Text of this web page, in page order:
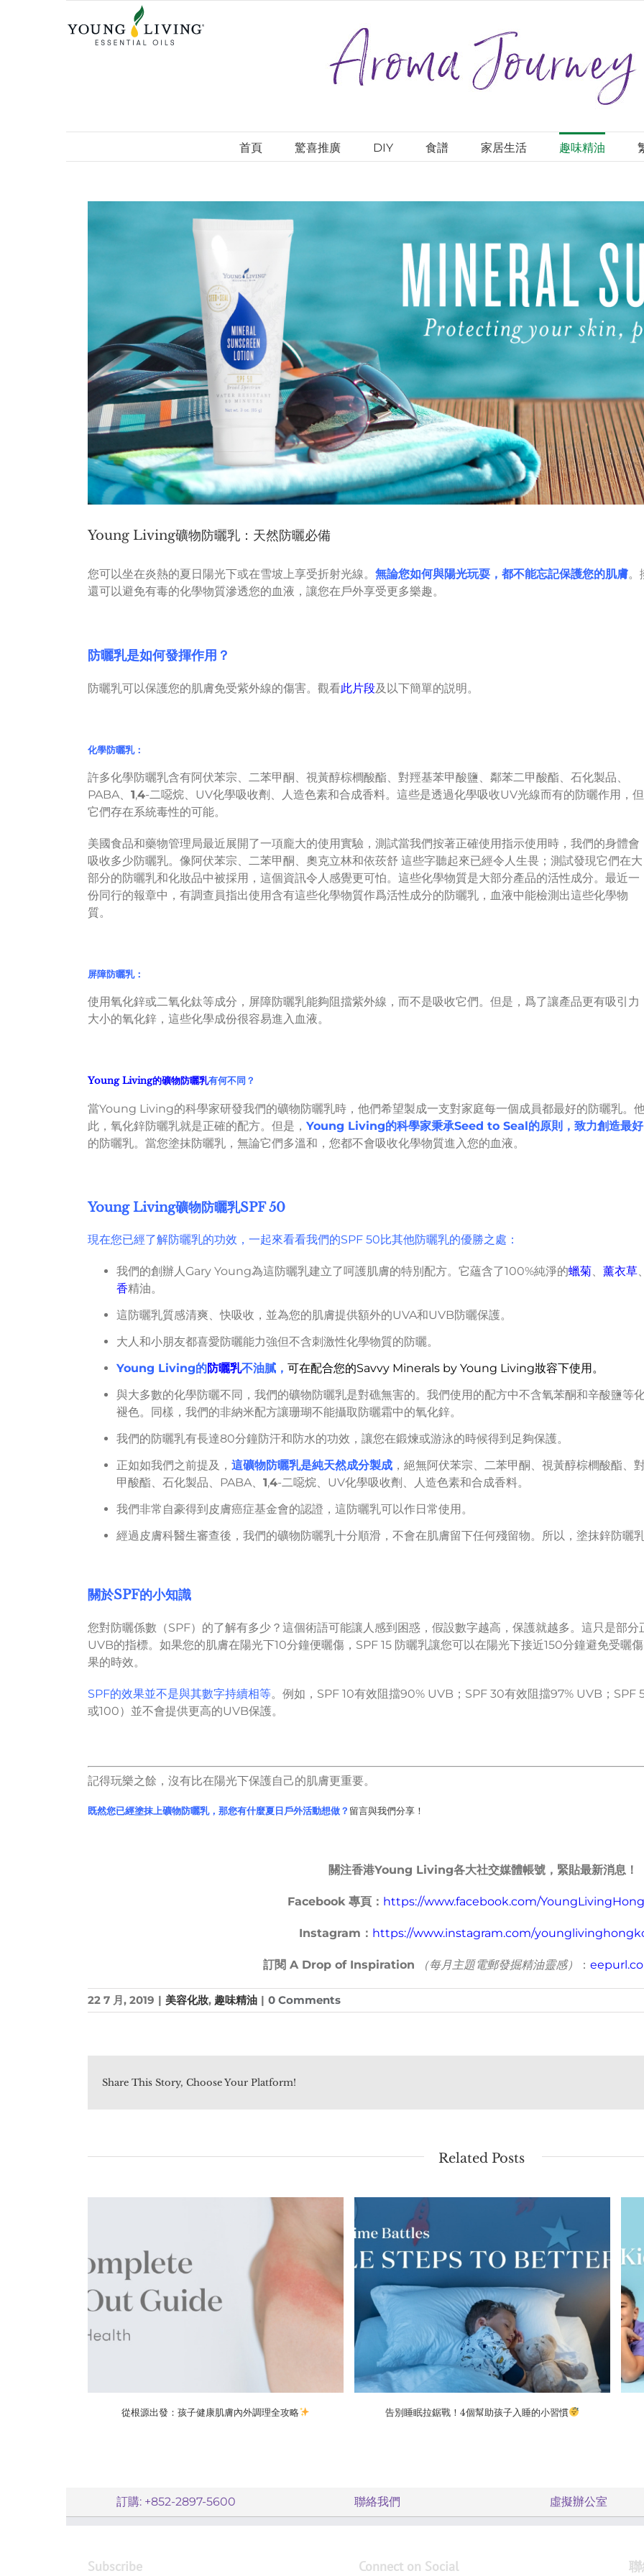
首頁 驚喜推廣 DIY 食譜 家居生活 趣味精油
Young Living礦物防曬乳：天然防曬必備
您可以坐在炎熱的夏日陽光下或在雪坡上享受折射光線。 無論您如何與陽光玩耍，都不能忘記保護您的肌膚。
還可以避免有毒的化學物質滲透您的血液，讓您在戶外享受更多樂趣。
防曬乳是如何發揮作用？
防曬乳可以保護您的肌膚免受紫外線的傷害。觀看此片段及以下簡單的説明。
化學防曬乳：
許多化學防曬乳含有阿伏苯宗、二苯甲酮、視黃醇棕櫚酸酯、對羥基苯甲酸鹽、鄰苯二甲酸酯、石化製品、
PABA、 1,4-二噁烷、UV化學吸收劑、人造色素和合成香料。這些是透過化學吸收UV光線而有的防曬作用，但
它們存在系統毒性的可能。
美國食品和藥物管理局最近展開了一項龐大的使用實驗，測試當我們按著正確使用指示使用時，我們的身體會
吸收多少防曬乳。像阿伏苯宗、二苯甲酮、奧克立林和依莰舒 這些字聽起來已經令人生畏；測試發現它們在大
部分的防曬乳和化妝品中被採用，這個資訊令人感覺更可怕。這些化學物質是大部分產品的活性成分。最近一
份同行的報章中，有調查員指出使用含有這些化學物質作爲活性成分的防曬乳，血液中能檢測出這些化學物
質。
屏障防曬乳：
使用氧化鋅或二氧化鈦等成分，屏障防曬乳能夠阻擋紫外線，而不是吸收它們。但是，爲了讓產品更有吸引
大小的氧化鋅，這些化學成份很容易進入血液。
Young Living的礦物防曬乳有何不同？
當Young Living的科學家研發我們的礦物防曬乳時，他們希望製成一支對家庭每一個成員都最好的防曬乳。
此，氧化鋅防曬乳就是正確的配方。但是， Young Living的科學家秉承Seed to Seal的原則，致力創造最
的防曬乳。當您塗抹防曬乳，無論它們多溫和，您都不會吸收化學物質進入您的血液。
Young Living礦物防曬乳SPF 50
現在您已經了解防曬乳的功效，一起來看看我們的SPF 50比其他防曬乳的優勝之處：
我們的創辦人Gary Young為這防曬乳建立了呵護肌膚的特別配方。它蘊含了100%純淨的蠟菊、 薰衣草
香精油。
這防曬乳質感清爽、快吸收，並為您的肌膚提供額外的UVA和UVB防曬保護。
大人和小朋友都喜愛防曬能力強但不含刺激性化學物質的防曬。
Young Living的防曬乳不油膩， 可在配合您的Savvy Minerals by Young Living妝容下使用 。
與大多數的化學防曬不同，我們的礦物防曬乳是對礁無害的。我們使用的配方中不含氧苯酮和辛酸鹽等
褪色。同樣，我們的非納米配方讓珊瑚不能攝取防曬霜中的氧化鋅。
我們的防曬乳有長達80分鐘防汗和防水的功效，讓您在鍛煉或游泳的時候得到足夠保護。
正如如我們之前提及， 這礦物防曬乳是純天然成分製成 ，絕無阿伏苯宗、二苯甲酮、視黃醇棕櫚酸酯、
甲酸酯、石化製品、PABA、 1,4-二噁烷、UV化學吸收劑、人造色素和合成香料。
我們非常自豪得到皮膚癌症基金會的認證，這防曬乳可以作日常使用。
經過皮膚科醫生審查後，我們的礦物防曬乳十分順滑，不會在肌膚留下任何殘留物。所以，塗抹鋅防曬
關於SPF的小知識
您對防曬係數（SPF）的了解有多少？這個術語可能讓人感到困惑，假設數字越高，保護就越多。這只是部
UVB的指標。如果您的肌膚在陽光下10分鐘便曬傷，SPF 15 防曬乳讓您可以在陽光下接近150分鐘避免受曬
果的時效。
SPF的效果並不是與其數字持續相等。例如，SPF 10有效阻擋90% UVB；SPF 30有效阻擋97% UVB；
或100）並不會提供更高的UVB保護。
記得玩樂之餘，沒有比在陽光下保護自己的肌膚更重要。
既然您已經塗抹上礦物防曬乳，那您有什麼夏日戶外活動想做？ 留言與我們分享！
關注香港Young Living各大社交媒體帳號，緊貼最新消息！
Facebook 專頁： https://www.facebook.com/
Instagram ： https://www.instagram.com/
訂閱 A Drop of Inspiration （每月主題電郵發掘精油靈感） ：
22 7 月, 2019 | 美容化妝, 趣味精油 | 0 Comments
Share This Story, Choose Your Platform!
Related Posts
從根源出發：孩子健康肌膚內外調理全攻略 告別睡眠拉鋸戰！4個幫助孩子入睡的小習慣
訂購: +852-2897-5600 聯絡我們 虛擬辦公室
Subscribe Connect on Social